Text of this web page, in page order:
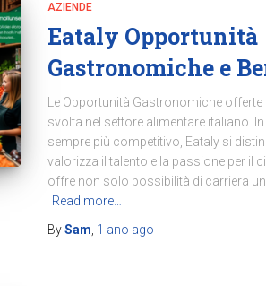
AZIENDE
Eataly Opportunità
Gastronomiche e
Le Opportunità Gastronomiche
svolta nel settore alimentare italiano.
sempre più competitivo, Eataly si
valorizza il talento e la passione per il
offre non solo possibilità di carriera
Read more…
BySam 1 ano ago